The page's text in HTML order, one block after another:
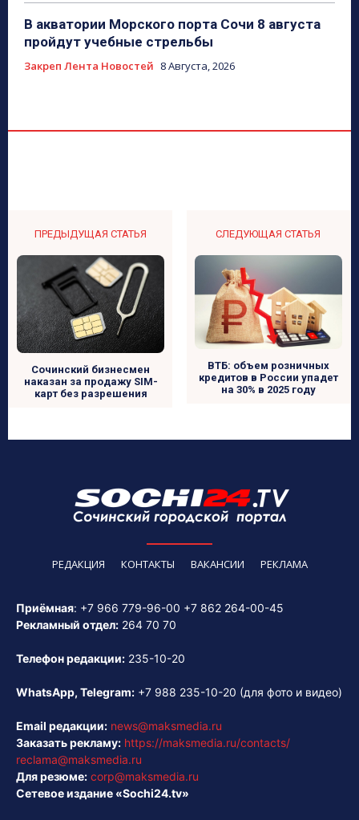
В акватории Морского порта Сочи 8 августа
пройдут учебные стрельбы
Закреп Лента Новостей 8 Августа, 2026
ПРЕДЫДУЩАЯ СТАТЬЯ
Сочинский бизнесмен
наказан за продажу SIM-
карт без разрешения
СЛЕДУЮЩАЯ СТАТЬЯ
ВТБ: объем розничных
кредитов в России упадет
на 30% в 2025 году
РЕДАКЦИЯ КОНТАКТЫ ВАКАНСИИ РЕКЛАМА
Приёмная: +7 966 779-96-00 +7 862 264-00-45
Рекламный отдел: 264 70 70
Телефон редакции: 235-10-20
WhatsApp, Telegram: +7 988 235-10-20 (для фото и видео)
Email редакции: news@maksmedia.ru
Заказать рекламу: https://maksmedia.ru/contacts/
reclama@maksmedia.ru
Для резюме: corp@maksmedia.ru
Сетевое издание «Sochi24.tv»